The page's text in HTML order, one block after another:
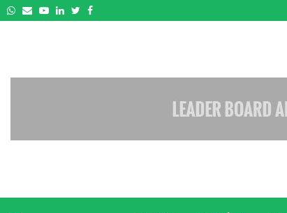
Facebook
Twitter
Linkedin
Youtube